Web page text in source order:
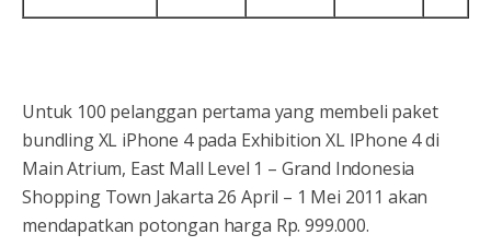
Untuk 100 pelanggan pertama yang membeli paket
bundling XL iPhone 4 pada Exhibition XL IPhone 4 di
Main Atrium, East Mall Level 1 – Grand Indonesia
Shopping Town Jakarta 26 April – 1 Mei 2011 akan
mendapatkan potongan harga Rp. 999.000.